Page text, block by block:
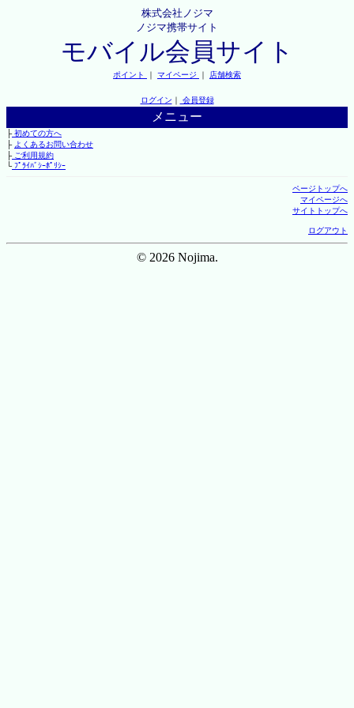
株式会社ノジマ
ノジマ携帯サイト
モバイル会員サイト
ポイント ｜ マイページ ｜ 店舗検索
ログイン ｜ 会員登録
メニュー
├初めての方へ
├ よくあるお問い合わせ
├ご利用規約
└ﾌﾟﾗｲﾊﾞｼｰﾎﾟﾘｼｰ
ページトップへ
マイページへ
サイトトップへ
ログアウト
© 2026 Nojima.